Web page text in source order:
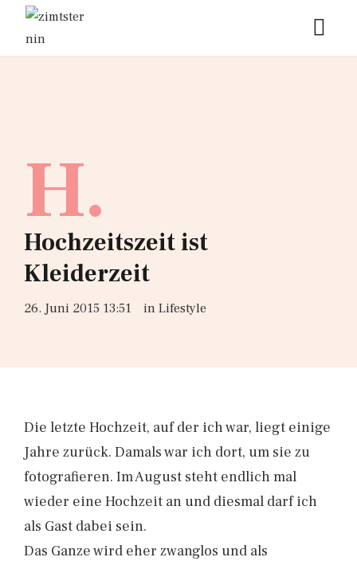
H.
Hochzeitszeit ist
Kleiderzeit
26. Juni 2015 13:51 in Lifestyle
Die letzte Hochzeit, auf der ich war, liegt einige
Jahre zurück. Damals war ich dort, um sie zu
fotografieren. Im August steht endlich mal
wieder eine Hochzeit an und diesmal darf ich
als Gast dabei sein.
Das Ganze wird eher zwanglos und als